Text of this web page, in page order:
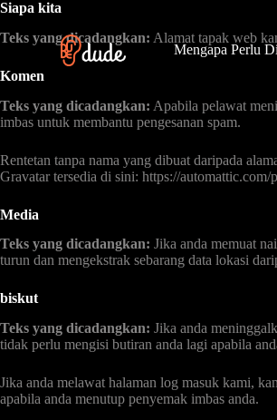
S
k
t
o
c
o
t
e
t
Mengapa Perlu
Siapa kita
Teks yang dicadangkan: Alamat tapak web
Komen
Teks yang dicadangkan: Apabila pelawat
imbas untuk membantu pengesanan spam.
Rentetan tanpa nama yang dibuat daripada
Gravatar tersedia di sini: https://
Media
Teks yang dicadangkan: Jika anda memuat
turun dan mengekstrak sebarang data lokasi
biskut
Teks yang dicadangkan: Jika anda
tidak perlu mengisi butiran anda lagi apabila
Jika anda melawat halaman log masuk kami,
apabila anda menutup penyemak imbas anda.